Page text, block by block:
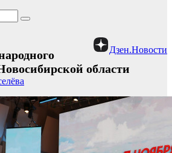
Дзен.Новости
области